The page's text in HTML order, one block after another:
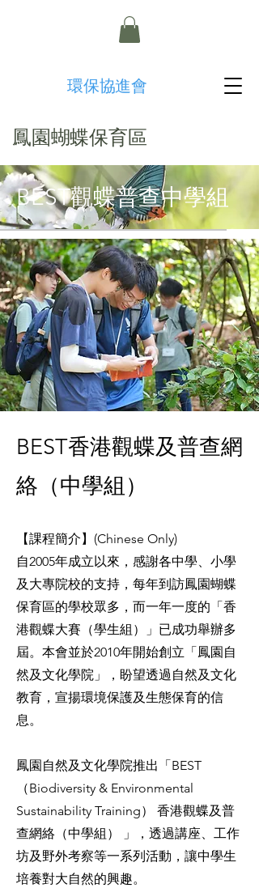
​環保協進會
鳳園蝴蝶保育區
BEST觀蝶普查中學組
BEST香港觀蝶及普查網
絡（中學組）
【課程簡介】(Chinese Only)
自2005年成立以來，感謝各中學、小學
及大專院校的支持，每年到訪鳳園蝴蝶
保育區的學校眾多，而一年一度的「香
港觀蝶大賽（學生組）」已成功舉辦多
屆。本會並於2010年開始創立「鳳園自
然及文化學院」，盼望透過自然及文化
教育，宣揚環境保護及生態保育的信
息。
鳳園自然及文化學院推出「BEST
（Biodiversity & Environmental
Sustainability Training） 香港觀蝶及普
查網絡（中學組） 」，透過講座、工作
坊及野外考察等一系列活動，讓中學生
培養對大自然的興趣。